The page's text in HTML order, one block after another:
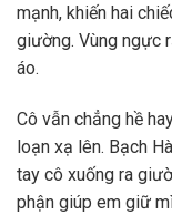
mạnh, khiến hai
giường. Vùng ngực
áo.
Cô vẫn chẳng hề
loạn xạ lên. Bạch
tay cô xuống ra
phận giúp em giữ